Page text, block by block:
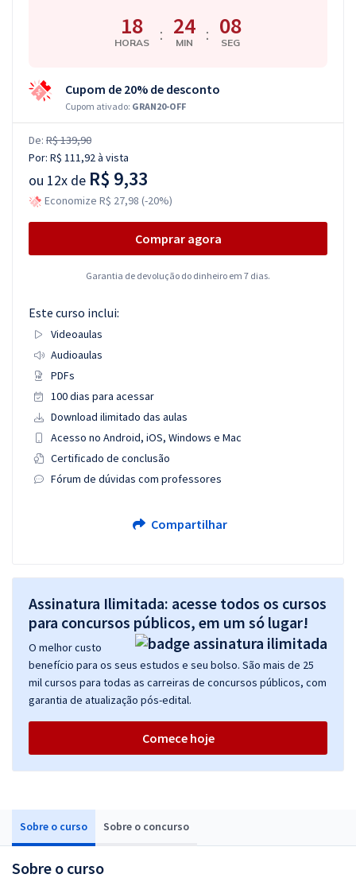
Sobre o curso Sobre o concurso
Sobre o curso
18
HORAS : 24
MIN : 08
SEG
Cupom de 20% de desconto
Cupom ativado: GRAN20-OFF
De: R$ 139,90
Por: R$ 111,92à vista
ou 12x de R$ 9,33
Economize R$ 27,98 (-20%)
Comprar agora
Garantia de devolução do dinheiro em 7 dias.
Este curso inclui:
Videoaulas
Audioaulas
PDFs
100 dias para acessar
Download ilimitado das aulas
Acesso no Android, iOS, Windows e Mac
Certificado de conclusão
Fórum de dúvidas com professores
Compartilhar
Assinatura Ilimitada: acesse todos os cursos
para concursos públicos, em um só lugar!
O melhor custo
benefício para os seus estudos e seu bolso. São mais de 25
mil cursos para todas as carreiras de concursos públicos, com
garantia de atualização pós-edital.
Comece hoje